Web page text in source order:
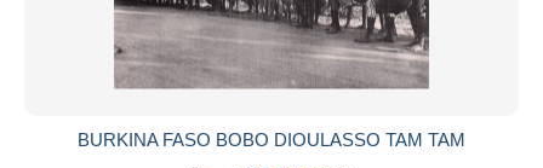
BURKINA FASO BOBO DIOULASSO TAM TAM